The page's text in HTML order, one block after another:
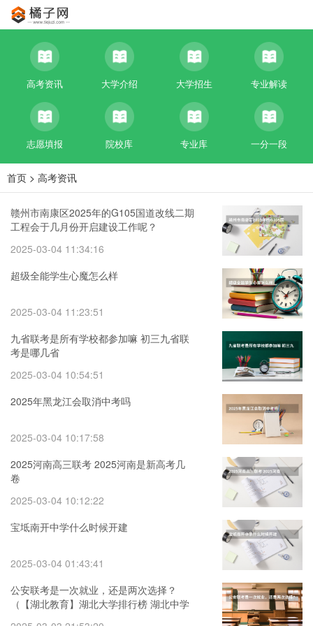
高考资讯 大学介绍 大学招生 专业解读
志愿填报 院校库 专业库 一分一段
首页 > 高考资讯
赣州市南康区2025年的G105国道改线二期
工程会于几月份开启建设工作呢？
2025-03-04 11:34:16
超级全能学生心魔怎么样
2025-03-04 11:23:51
九省联考是所有学校都参加嘛 初三九省联
考是哪几省
2025-03-04 10:54:51
2025年黑龙江会取消中考吗
2025-03-04 10:17:58
2025河南高三联考 2025河南是新高考几
卷
2025-03-04 10:12:22
宝坻南开中学什么时候开建
2025-03-04 01:43:41
公安联考是一次就业，还是两次选择？
（【湖北教育】湖北大学排行榜 湖北中学